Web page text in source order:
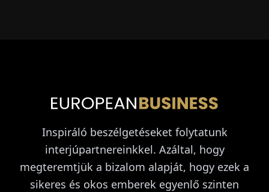
Inspiráló beszélgetéseket folytatunk
interjúpartnereinkkel. Azáltal, hogy
megteremtjük a bizalom alapját, hogy ezek a
sikeres és okos emberek egyenlő szinten